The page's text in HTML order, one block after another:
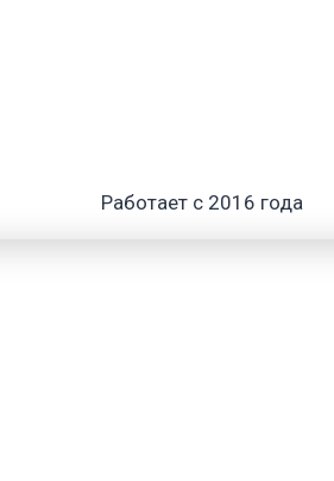
Работает с 2016 года